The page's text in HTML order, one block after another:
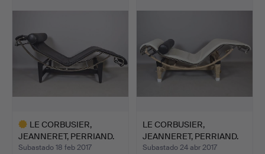
LE CORBUSIER,
JEANNERET, PERRIAND.
TUMBONA…
Subastado 18 feb 2017
LE CORBUSIER,
JEANNERET, PERRIAND.
TUMBONA…
Subastado 24 abr 2017